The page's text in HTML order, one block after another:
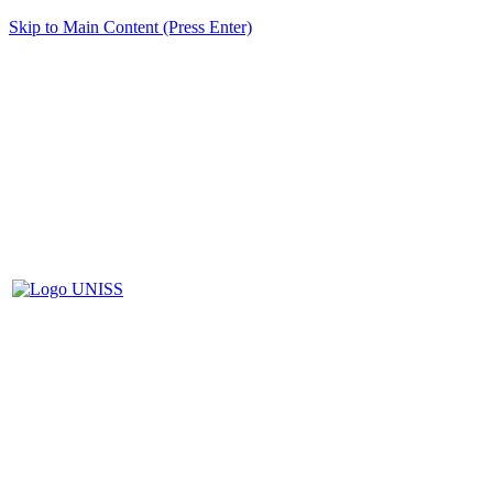
Skip to Main Content (Press Enter)